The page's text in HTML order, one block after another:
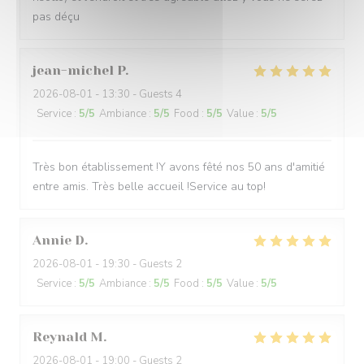
pas déçu
jean-michel P
2026-08-01 - 13:30 - Guests 4
Service : 5/5 Ambiance : 5/5 Food : 5/5 Value : 5/5
Très bon établissement !Y avons fêté nos 50 ans d'amitié
entre amis. Très belle accueil !Service au top!
Annie D
2026-08-01 - 19:30 - Guests 2
Service : 5/5 Ambiance : 5/5 Food : 5/5 Value : 5/5
Reynald M
2026-08-01 - 19:00 - Guests 2